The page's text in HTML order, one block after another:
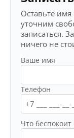
Оставьте
уточним
записаться.
ничего не
Ваше имя
Телефон
Что